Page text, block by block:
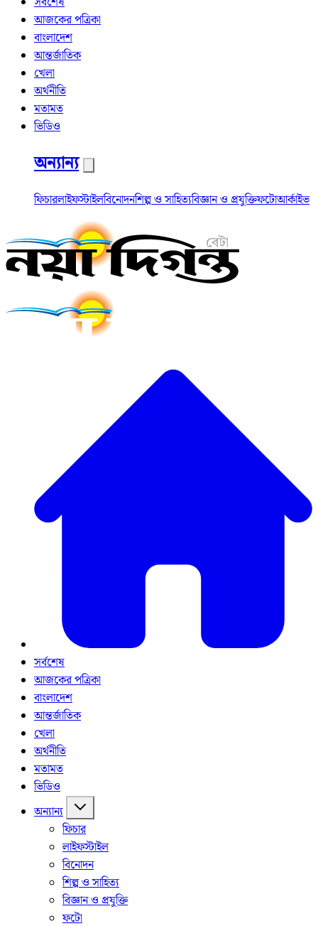
আজকের পত্রিকা
বাংলাদেশ
আন্তর্জাতিক
খেলা
অর্থনীতি
মতামত
ভিডিও
অন্যান্য
ফিচারলাইফস্টাইলবিনোদনশিল্প ও সাহিত্যবিজ্ঞান ও প্রযুক্তিফটোআর্কাইভ
সর্বশেষ
আজকের পত্রিকা
বাংলাদেশ
আন্তর্জাতিক
খেলা
অর্থনীতি
মতামত
ভিডিও
অন্যান্য
ফিচার
লাইফস্টাইল
বিনোদন
শিল্প ও সাহিত্য
বিজ্ঞান ও প্রযুক্তি
ফটো